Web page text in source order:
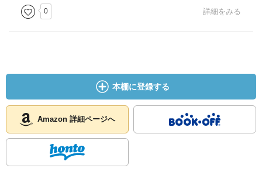
0 詳細をみる
本棚に登録する
Amazon 詳細ページへ